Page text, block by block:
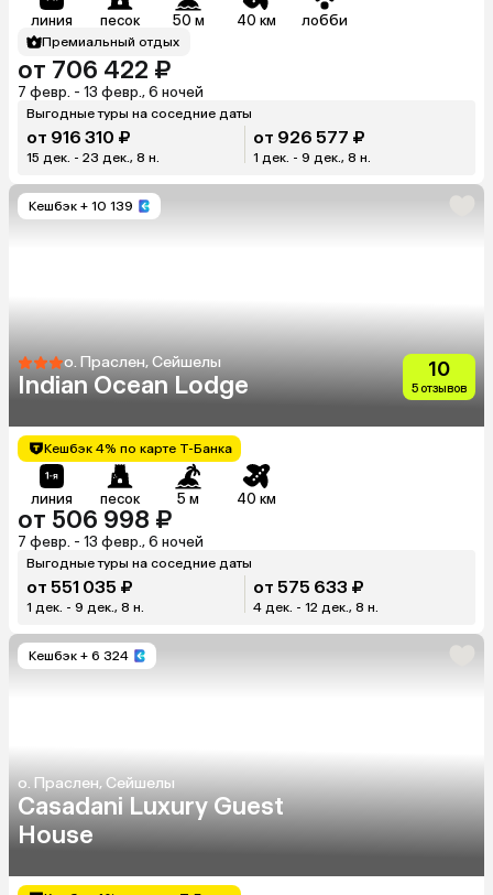
линия песок 50 м 40 км лобби
Премиальный отдых
от 706 422 ₽
7 февр. - 13 февр., 6 ночей
Выгодные туры на соседние даты
от 916 310 ₽
15 дек. - 23 дек., 8 н.
от 926 577 ₽
1 дек. - 9 дек., 8 н.
Кешбэк + 10 139
о. Праслен, Сейшелы
Indian Ocean Lodge
10
5 отзывов
Кешбэк 4% по карте Т-Банка
линия песок 5 м 40 км
от 506 998 ₽
7 февр. - 13 февр., 6 ночей
Выгодные туры на соседние даты
от 551 035 ₽
1 дек. - 9 дек., 8 н.
от 575 633 ₽
4 дек. - 12 дек., 8 н.
Кешбэк + 6 324
о. Праслен, Сейшелы
Casadani Luxury Guest
House